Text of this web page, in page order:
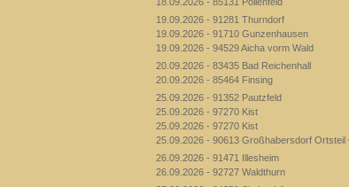
19.09.2026 - 91281 Thurndorf
19.09.2026 - 91710 Gunzenhausen
19.09.2026 - 94529 Aicha vorm Wald
20.09.2026 - 83435 Bad Reichenhall
20.09.2026 - 85464 Finsing
25.09.2026 - 91352 Pautzfeld
25.09.2026 - 97270 Kist
25.09.2026 - 97270 Kist
25.09.2026 - 90613 Großhabersdorf Ortsteil
26.09.2026 - 91471 Illesheim
26.09.2026 - 92727 Waldthurn